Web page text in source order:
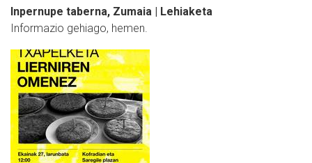
Inpernupe taberna, Zumaia | Lehiaketa
Informazio gehiago, hemen.